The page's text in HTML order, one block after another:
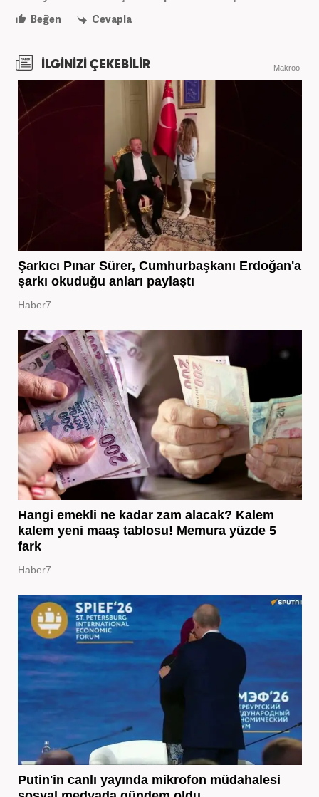
Beğen
Cevapla
İLGİNİZİ ÇEKEBİLİR Makroo
Şarkıcı Pınar Sürer, Cumhurbaşkanı Erdoğan'a
şarkı okuduğu anları paylaştı
Haber7
Hangi emekli ne kadar zam alacak? Kalem
kalem yeni maaş tablosu! Memura yüzde 5
fark
Haber7
Putin'in canlı yayında mikrofon müdahalesi